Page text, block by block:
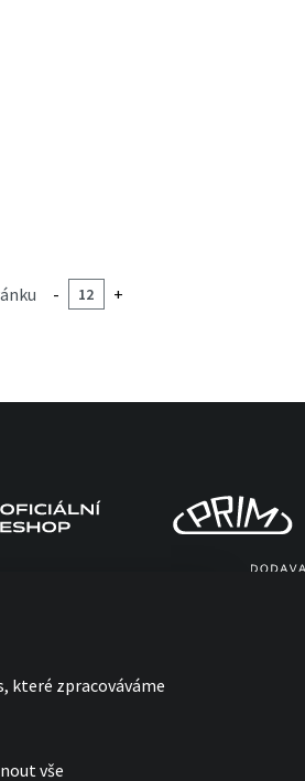
- +
které zpracováváme
vše